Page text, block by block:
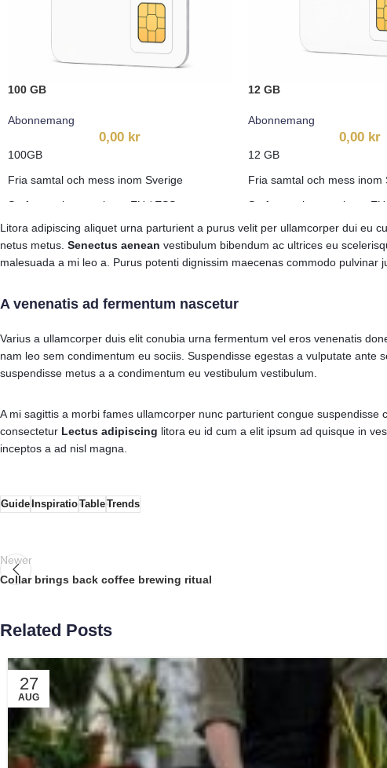
100 GB
Abonnemang
0,00 kr
100GB
Fria samtal och mess inom Sverige
Surfa som hemma inom EU / ESS
399 kr
12 GB
Abonnemang
0,00 kr
12 GB
Fria samtal och mess inom
Surfa som hemma inom EU
199 kr
Litora adipiscing aliquet urna parturient a purus velit per ullamcorper dui eu
netus metus. Senectus aenean vestibulum bibendum ac ultrices eu
malesuada a mi leo a. Purus potenti dignissim maecenas commodo
A venenatis ad fermentum nascetur
Varius a ullamcorper duis elit conubia urna fermentum vel eros venenatis
nam leo sem condimentum eu sociis. Suspendisse egestas a vulputate ante
suspendisse metus a a condimentum eu vestibulum vestibulum.
A mi sagittis a morbi fames ullamcorper nunc parturient congue
consectetur Lectus adipiscing litora eu id cum a elit ipsum ad quisque in
inceptos a ad nisl magna.
GuideInspiratioTableTrends
Newer
Collar brings back coffee brewing ritual
Related Posts
27
AUG